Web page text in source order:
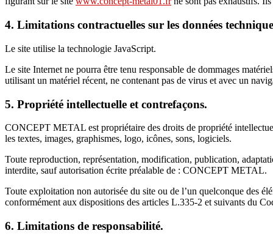
4. Limitations contractuelles sur les données
Le site utilise la technologie JavaScript.
Le site Internet ne pourra être tenu responsable de dommages
utilisant un matériel récent, ne contenant pas de virus et avec un
5. Propriété intellectuelle et contrefaçons.
CONCEPT METAL est propriétaire des droits de propriété
les textes, images, graphismes, logo, icônes, sons, logiciels.
Toute reproduction, représentation, modification, publication,
interdite, sauf autorisation écrite préalable de : CONCEPT METAL.
Toute exploitation non autorisée du site ou de l’un quelconque des
conformément aux dispositions des articles L.335-2 et suivants du
6. Limitations de responsabilité.